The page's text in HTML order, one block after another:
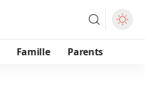
Famille Parents